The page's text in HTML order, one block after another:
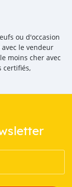
ou d'occasion
le vendeur
moins cher avec
certifiés,